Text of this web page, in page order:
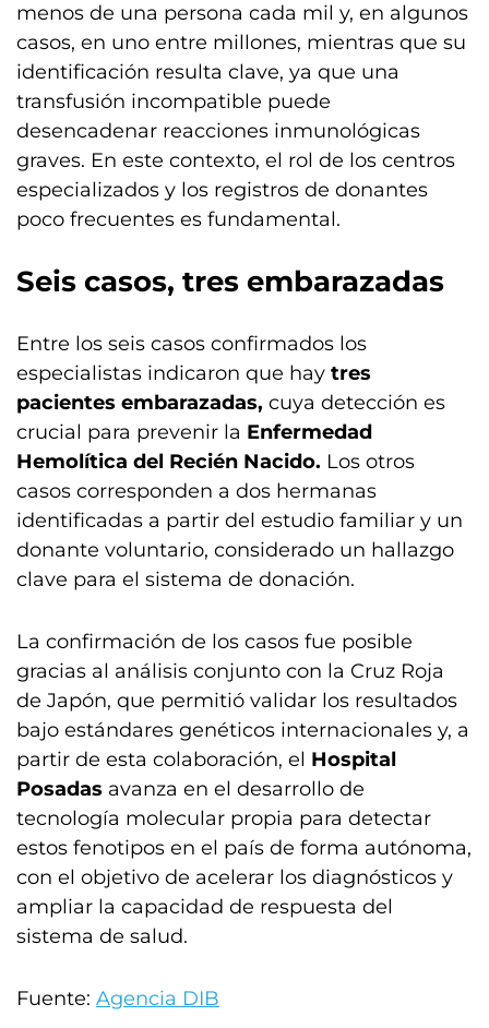
menos de una persona cada mil y, en algunos
casos, en uno entre millones, mientras que su
identificación resulta clave, ya que una
transfusión incompatible puede
desencadenar reacciones inmunológicas
graves. En este contexto, el rol de los centros
especializados y los registros de donantes
poco frecuentes es fundamental.
Seis casos, tres embarazadas
Entre los seis casos confirmados los
especialistas indicaron que hay tres
pacientes embarazadas, cuya detección es
crucial para prevenir la Enfermedad
Hemolítica del Recién Nacido. Los otros
casos corresponden a dos hermanas
identificadas a partir del estudio familiar y un
donante voluntario, considerado un hallazgo
clave para el sistema de donación.
La confirmación de los casos fue posible
gracias al análisis conjunto con la Cruz Roja
de Japón, que permitió validar los resultados
bajo estándares genéticos internacionales y, a
partir de esta colaboración, el Hospital
Posadas avanza en el desarrollo de
tecnología molecular propia para detectar
estos fenotipos en el país de forma autónoma,
con el objetivo de acelerar los diagnósticos y
ampliar la capacidad de respuesta del
sistema de salud.
Fuente: Agencia DIB